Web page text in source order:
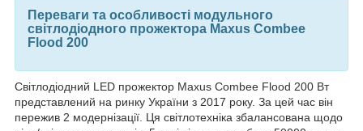
Переваги та особливості модульного
світлодіодного прожектора Maxus Combee
Flood 200
Світлодіодний LED прожектор Maxus Combee Flood 200 Вт
представлений на ринку України з 2017 року. За цей час він
пережив 2 модернізації. Ця світлотехніка збалансована щодо